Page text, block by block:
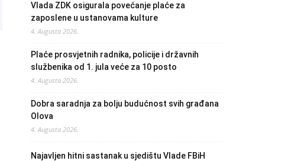
Vlada ZDK osigurala povećanje plaće za
zaposlene u ustanovama kulture
4. Augusta 2026.
Plaće prosvjetnih radnika, policije i državnih
službenika od 1. jula veće za 10 posto
4. Augusta 2026.
Dobra saradnja za bolju budućnost svih građana
Olova
4. Augusta 2026.
Najavljen hitni sastanak u sjedištu Vlade FBiH